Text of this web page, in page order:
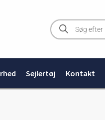
Products
search
Sejlertøj Kontakt